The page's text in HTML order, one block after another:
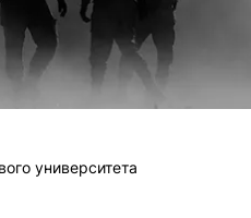
университета